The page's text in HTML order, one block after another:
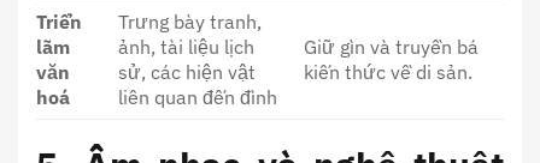
Triển
lãm
văn
hoá
Trưng bày tranh,
ảnh, tài liệu lịch
sử, các hiện vật
liên quan đến đình
Giữ gìn và truyền bá
kiến thức về di sản.